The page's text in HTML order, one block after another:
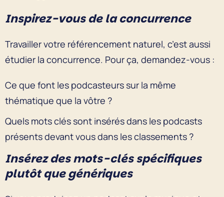
Inspirez-vous de la concurrence
Travailler votre référencement naturel, c’est aussi
étudier la concurrence. Pour ça, demandez-vous :
Ce que font les podcasteurs sur la même
thématique que la vôtre ?
Quels mots clés sont insérés dans les podcasts
présents devant vous dans les classements ?
Insérez des mots-clés spécifiques
plutôt que génériques